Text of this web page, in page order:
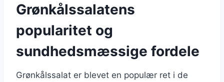
Grønkålssalatens
popularitet og
sundhedsmæssige fordele
Grønkålssalat er blevet en populær ret i de